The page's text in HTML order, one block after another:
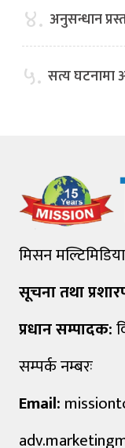
४. अनुसन्धान
५. सत्य घटनामा
मिसन मल्टिमिडिया
सूचना तथा
प्रधान सम्पादक:
सम्पर्क नम्बरः
Email: